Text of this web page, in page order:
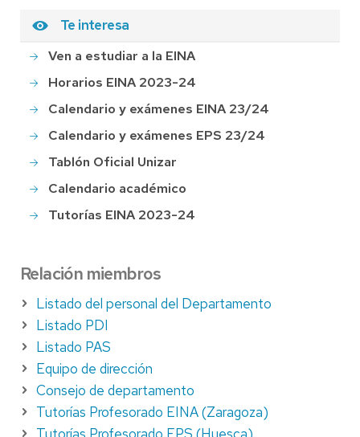
Te interesa
Ven a estudiar a la EINA
Horarios EINA 2023-24
Calendario y exámenes EINA 23/24
Calendario y exámenes EPS 23/24
Tablón Oficial Unizar
Calendario académico
Tutorías EINA 2023-24
Relación miembros
Listado del personal del Departamento
Listado PDI
Listado PAS
Equipo de dirección
Consejo de departamento
Tutorías Profesorado EINA (Zaragoza)